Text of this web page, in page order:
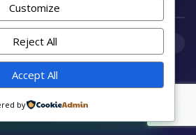
canal no WhatsApp
Customize
Reject All
Accept All
by